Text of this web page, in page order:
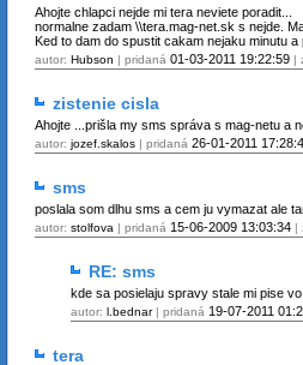
Ahojte chlapci nejde mi tera neviete poradit...
normalne zadam \\tera.mag-net.sk s nejde.
Ked to dam do spustit cakam nejaku minutu
autor: Hubson | pridaná 01-03-2011 19:22:59 |
zistenie cisla
Ahojte ...prišla my sms správa s mag-netu a
autor: jozef.skalos | pridaná 26-01-2011
sms
poslala som dlhu sms a cem ju vymazat ale
autor: stolfova | pridaná 15-06-2009 13:03:34 |
RE: sms
kde sa posielaju spravy stale mi pise
autor: l.bednar| pridaná 19-07-2011
tera